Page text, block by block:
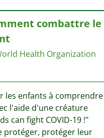
combattre le
Health Organization
les enfants à comprendre
l'aide d'une créature
can fight COVID-19 !"
protéger, protéger leur